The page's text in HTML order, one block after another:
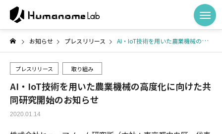
お知らせ プレスリリース AI・IoT技術を用いた農業機械の高度化に向けた共同研究開始のお知らせ
プレスリリース 取り組み
AI・IoT技術を用いた農業機械の高度化に向けた共
同研究開始のお知らせ
2020.01.14